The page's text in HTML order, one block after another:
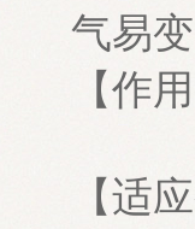
气易
【作
【适